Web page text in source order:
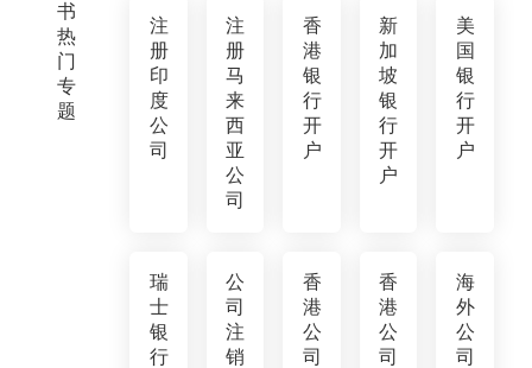
书
热
门
专
题
注
册
印
度
公
司
注
册
马
来
西
亚
公
司
香
港
银
行
开
户
新
加
坡
银
行
开
户
美
国
银
行
开
户
瑞
士
银
行
公
司
注
销
香
港
公
司
香
港
公
司
海
外
公
司